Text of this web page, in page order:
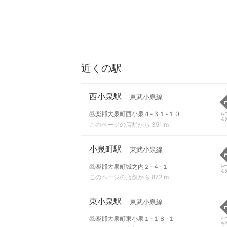
近くの駅
西小泉駅 東武小泉線
邑楽郡大泉町西小泉４-３１-１０
このページの店舗から 351 m
ル
を
小泉町駅 東武小泉線
邑楽郡大泉町城之内２-４-１
このページの店舗から 872 m
ル
を
東小泉駅 東武小泉線
邑楽郡大泉町東小泉１-１８-１
ル
を